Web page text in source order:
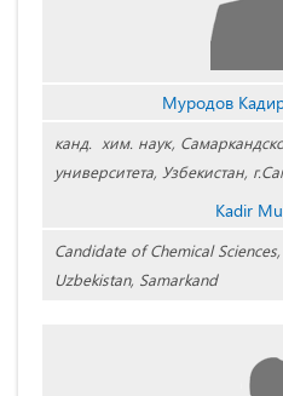
Муродов
канд. хим. наук,
университета, Узбекистан,
Kadir
Candidate of Chemical
Uzbekistan, Samarkand